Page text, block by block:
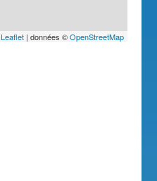
Leaflet| données ©OpenStreetMap